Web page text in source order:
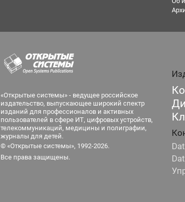
«Открытые системы» - ведущее российское
издательство, выпускающее широкий спектр
изданий для профессионалов и активных
пользователей в сфере ИТ, цифровых устройств,
телекоммуникаций, медицины и полиграфии,
журналы для детей.
© «Открытые системы», 1992-2026.
Все права защищены.